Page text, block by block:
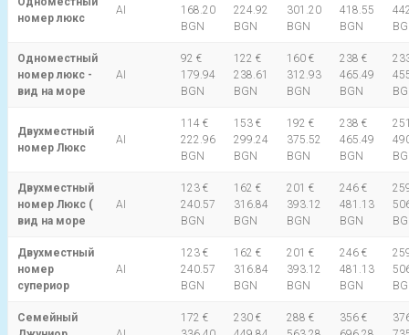
номер люкс
AI
168.20
BGN
224.92
BGN
301.20
BGN
418.55
BGN
Одноместный
номер люкс -
вид на море
AI
92 €
179.94
BGN
122 €
238.61
BGN
160 €
312.93
BGN
238 €
465.49
BGN
Двухместный
номер Люкс
AI
114 €
222.96
BGN
153 €
299.24
BGN
192 €
375.52
BGN
238 €
465.49
BGN
Двухместный
номер Люкс (
вид на море
AI
123 €
240.57
BGN
162 €
316.84
BGN
201 €
393.12
BGN
246 €
481.13
BGN
Двухместный
номер
супериор
AI
123 €
240.57
BGN
162 €
316.84
BGN
201 €
393.12
BGN
246 €
481.13
BGN
Семейный
172 €
230 €
288 €
356 €